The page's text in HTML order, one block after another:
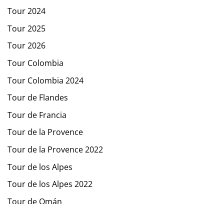
Tour 2024
Tour 2025
Tour 2026
Tour Colombia
Tour Colombia 2024
Tour de Flandes
Tour de Francia
Tour de la Provence
Tour de la Provence 2022
Tour de los Alpes
Tour de los Alpes 2022
Tour de Omán